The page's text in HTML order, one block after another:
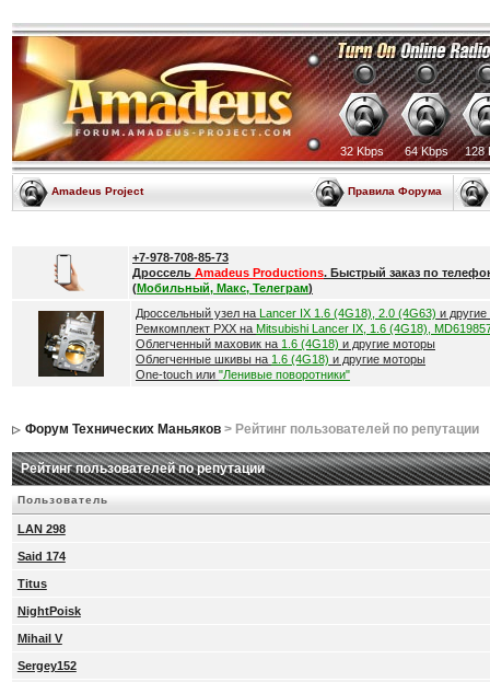
32 Kbps 64 Kbps 128
Amadeus Project Правила Форума
+7-978-708-85-73
Дроссель Amadeus Productions. Быстрый заказ по
(Мобильный, Макс, Телеграм)
Дроссельный узел на Lancer IX 1.6 (4G18), 2.0 (4G63) и
Ремкомплект РХХ на Mitsubishi Lancer IX, 1.6 (4G18),
Облегченный маховик на 1.6 (4G18) и другие моторы
Облегченные шкивы на 1.6 (4G18) и другие моторы
One-touch или "Ленивые поворотники"
Форум Технических Маньяков> Рейтинг пользователей по репутации
Рейтинг пользователей по репутации
Пользователь
LAN 298
Said 174
Titus
NightPoisk
Mihail V
Sergey152